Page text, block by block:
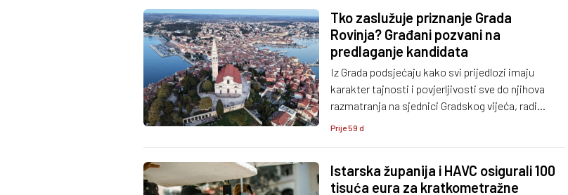
Tko zaslužuje priznanje Grada
Rovinja? Građani pozvani na
predlaganje kandidata
Iz Grada podsjećaju kako svi prijedlozi imaju
karakter tajnosti i povjerljivosti sve do njihova
razmatranja na sjednici Gradskog vijeća, radi
zaštite osobnih podataka i očuvanja dostojanstva
Prije 59 d
Istarska županija i HAVC osigurali 100
tisuća eura za kratkometražne